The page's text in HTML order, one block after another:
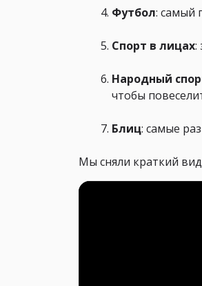
Футбол: самый
Спорт в лицах:
Народный
чтобы
Блиц: самые
Мы сняли краткий